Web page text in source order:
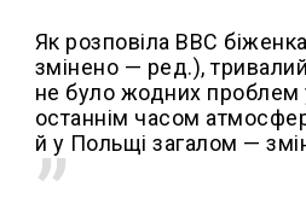
Як розповіла ВВС
змінено — ред.),
не було жодних проблем
останнім часом
й у Польщі загалом —